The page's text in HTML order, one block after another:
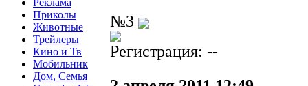
Приколы
Животные
Трейлеры
Кино и Тв
Мобильник
Дом, Семья
№3
Регистрация: --